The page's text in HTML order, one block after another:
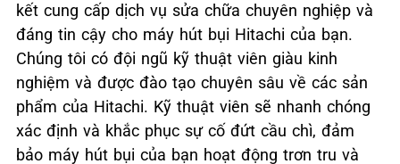
kết cung cấp dịch vụ sửa chữa chuyên nghiệp và
đáng tin cậy cho máy hút bụi Hitachi của bạn.
Chúng tôi có đội ngũ kỹ thuật viên giàu kinh
nghiệm và được đào tạo chuyên sâu về các sản
phẩm của Hitachi. Kỹ thuật viên sẽ nhanh chóng
xác định và khắc phục sự cố đứt cầu chì, đảm
bảo máy hút bụi của bạn hoạt động trơn tru và